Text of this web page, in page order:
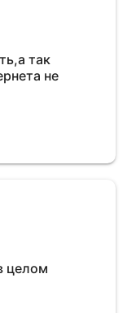
так
не
целом